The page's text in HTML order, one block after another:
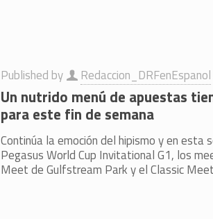
Published by Redaccion_DRFenEspanol
Un nutrido menú de apuestas
para este fin de semana
Continúa la emoción del hipismo y en esta
Pegasus World Cup Invitational G1, los
Meet de Gulfstream Park y el Classic